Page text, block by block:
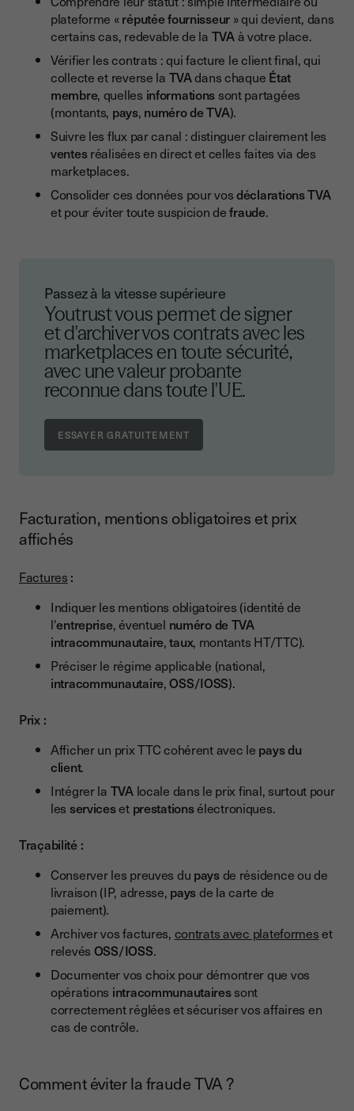
plateforme «réputée fournisseur » qui devient, dans
certains cas, redevable de la TVAà votre place.
Vérifier les contrats : qui facture le client final, qui
collecte et reverse la TVAdans chaque État
membre, quelles informations sont partagées
(montants, pays, numéro de TVA).
Suivre les flux par canal : distinguer clairement les
ventesréalisées en direct et celles faites via des
marketplaces.
Consolider ces données pour vosdéclarations TVA
et pour éviter toute suspicion defraude.
Passez à la vitesse supérieure
Youtrust vous permet de signer
et d'archiver vos contrats avec les
marketplaces en toute sécurité,
avec une valeur probante
reconnue dans toute l'UE.
Facturation, mentions obligatoires et prix
affichés
Factures :
Indiquer les mentions obligatoires (identité de
l'entreprise, éventuel numéro de TVA
intracommunautaire,taux, montants HT/TTC).
Préciser le régime applicable (national,
intracommunautaire,OSS/IOSS).
Prix :
Afficher un prix TTC cohérent avec le pays du
client.
Intégrer la TVAlocale dans le prix final, surtout pour
les serviceset prestationsélectroniques.
Traçabilité :
Conserver les preuves du paysde résidence ou de
livraison (IP, adresse, paysde la carte de
paiement).
Archiver vos factures, contrats avec plateformeset
relevés OSS/IOSS.
Documenter vos choix pour démontrer que vos
opérations intracommunautairessont
correctement réglées et sécuriser vos affaires en
cas de contrôle.
Comment éviter la fraude TVA ?